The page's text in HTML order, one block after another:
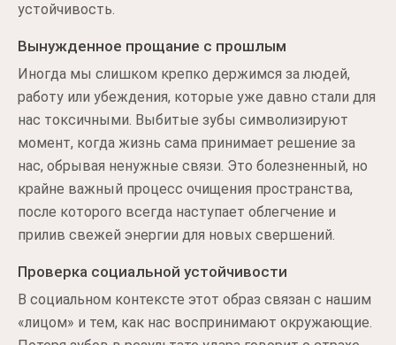
устойчивость.
Вынужденное прощание с прошлым
Иногда мы слишком крепко держимся за людей,
работу или убеждения, которые уже давно стали для
нас токсичными. Выбитые зубы символизируют
момент, когда жизнь сама принимает решение за
нас, обрывая ненужные связи. Это болезненный, но
крайне важный процесс очищения пространства,
после которого всегда наступает облегчение и
прилив свежей энергии для новых свершений.
Проверка социальной устойчивости
В социальном контексте этот образ связан с нашим
«лицом» и тем, как нас воспринимают окружающие.